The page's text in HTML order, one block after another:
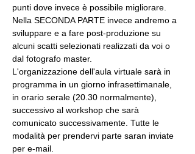
punti dove invece è possibile migliorare.
Nella SECONDA PARTE invece andremo a
sviluppare e a fare post-produzione su
alcuni scatti selezionati realizzati da voi o
dal fotografo master.
L'organizzazione dell'aula virtuale sarà in
programma in un giorno infrasettimanale,
in orario serale (20.30 normalmente),
successivo al workshop che sarà
comunicato successivamente. Tutte le
modalità per prendervi parte saran inviate
per e-mail.